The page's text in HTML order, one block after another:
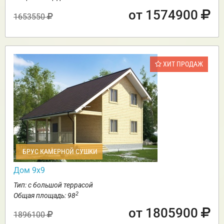
1653550 от 1574900
ХИТ ПРОДАЖ
БРУС КАМЕРНОЙ СУШКИ
Дом 9х9
Тип: с большой террасой
Общая площадь: 982
1896100 от 1805900